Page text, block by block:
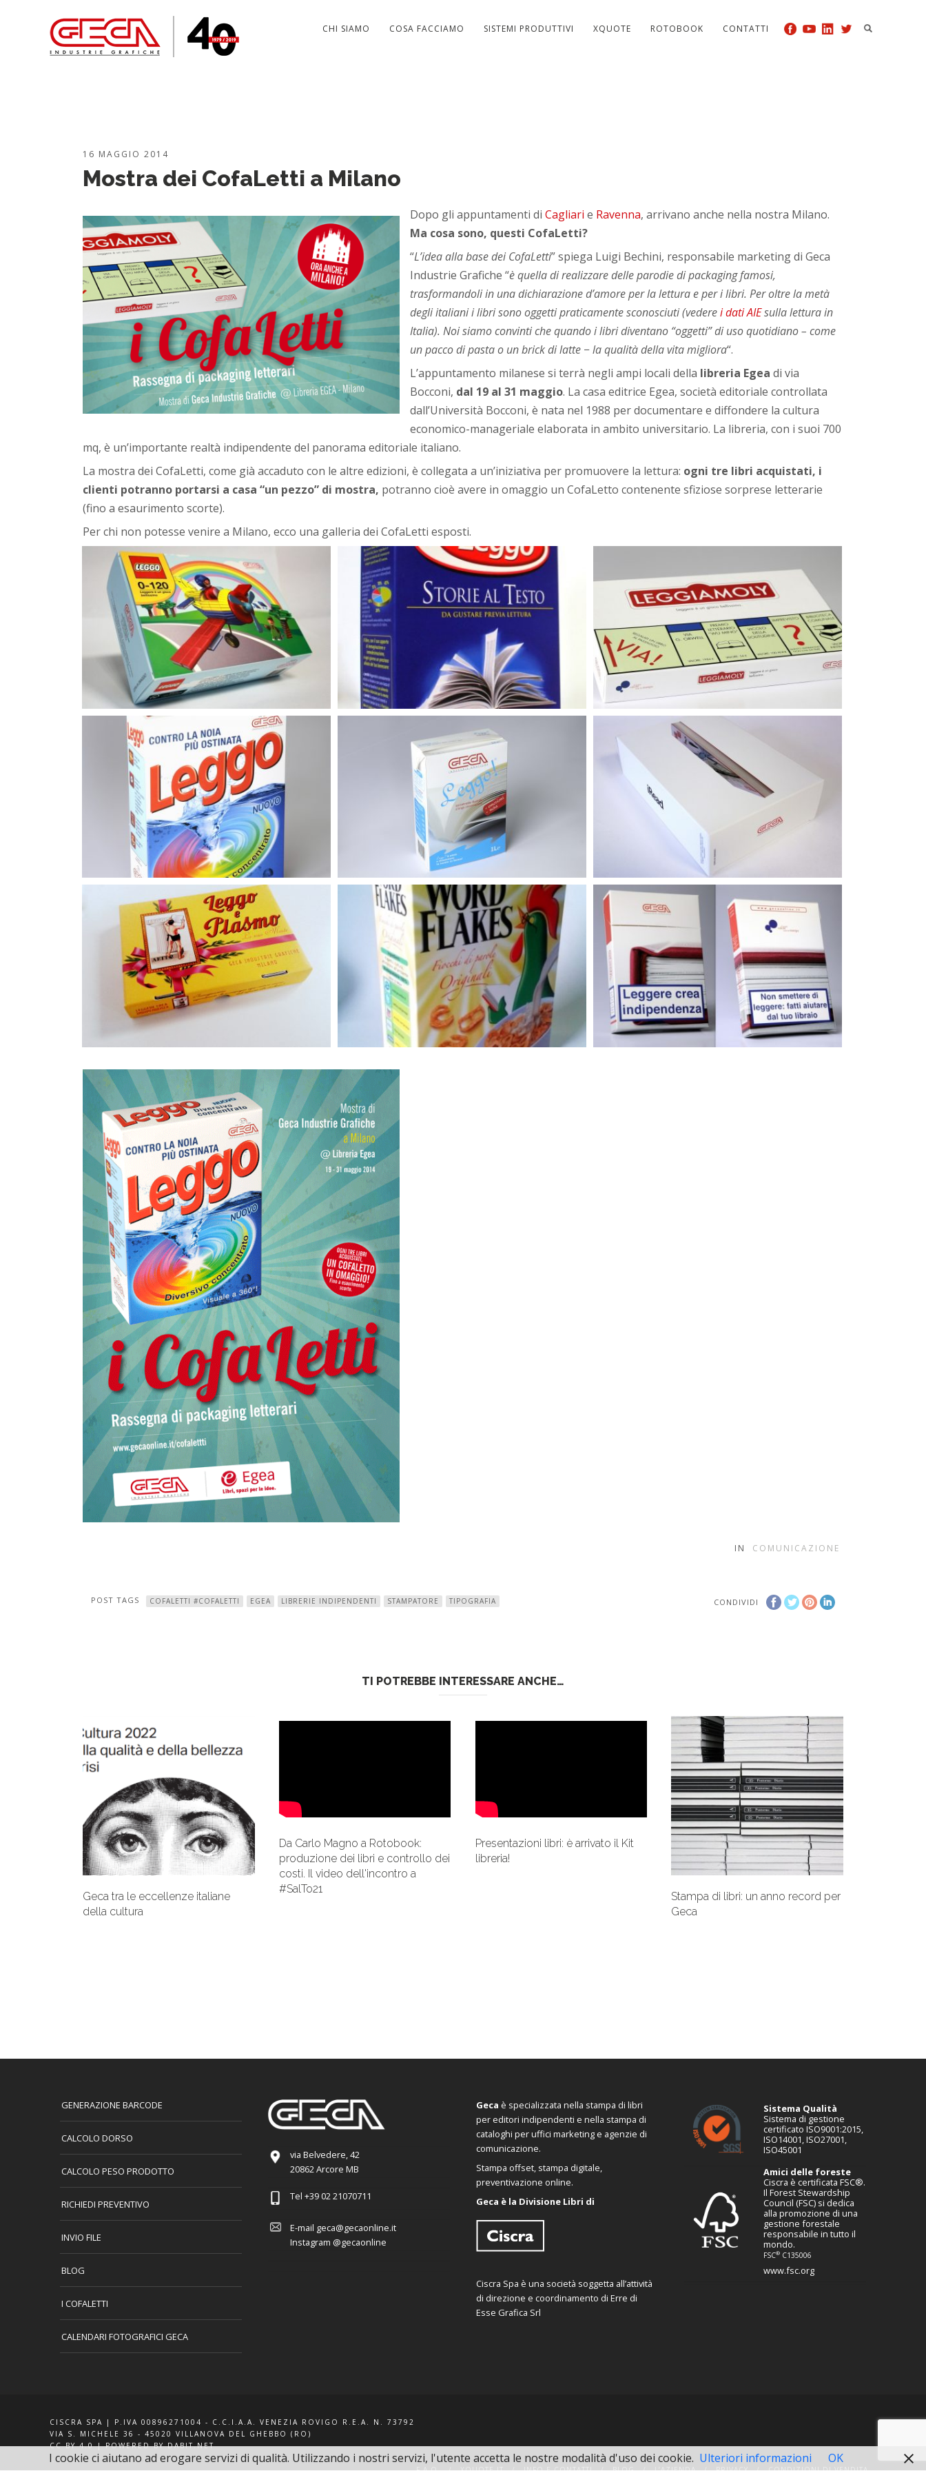
CHI SIAMO COSA FACCIAMO SISTEMI PRODUTTIVI XQUOTE ROTOBOOK CONTATTI
16 MAGGIO 2014
Mostra dei CofaLetti a Milano
Dopo gli appuntamenti di Cagliari e Ravenna, arrivano anche nella nostra Milano.
Ma cosa sono, questi CofaLetti?
“L’idea alla base dei CofaLetti” spiega Luigi Bechini, responsabile marketing di Geca
Industrie Grafiche “è quella di realizzare delle parodie di packaging famosi,
trasformandoli in una dichiarazione d’amore per la lettura e per i libri. Per oltre la metà
degli italiani i libri sono oggetti praticamente sconosciuti (vederei dati AIEsulla lettura in
Italia). Noi siamo convinti che quando i libri diventano “oggetti” di uso quotidiano – come
un pacco di pasta o un brick di latte − la qualità della vita migliora“.
L’appuntamento milanese si terrà negli ampi locali della libreria Egea di via
Bocconi, dal 19 al 31 maggio. La casa editrice Egea, società editoriale controllata
dall’Università Bocconi, è nata nel 1988 per documentare e diffondere la cultura
economico-manageriale elaborata in ambito universitario. La libreria, con i suoi 700
mq, è un’importante realtà indipendente del panorama editoriale italiano.
La mostra dei CofaLetti, come già accaduto con le altre edizioni, è collegata a un’iniziativa per promuovere la lettura: ogni tre libri acquistati, i
clienti potranno portarsi a casa “un pezzo” di mostra, potranno cioè avere in omaggio un CofaLetto contenente sfiziose sorprese letterarie
(fino a esaurimento scorte).
Per chi non potesse venire a Milano, ecco una galleria dei CofaLetti esposti.
IN COMUNICAZIONE
CONDIVIDI
POST TAGS COFALETTI #COFALETTI EGEA LIBRERIE INDIPENDENTI STAMPATORE TIPOGRAFIA
TI POTREBBE INTERESSARE ANCHE…
Geca tra le eccellenze italiane
della cultura
Da Carlo Magno a Rotobook:
produzione dei libri e controllo dei
costi. Il video dell'incontro a
#SalTo21
Presentazioni libri: è arrivato il Kit
libreria!
Stampa di libri: un anno record per
Geca
GENERAZIONE BARCODE
CALCOLO DORSO
CALCOLO PESO PRODOTTO
RICHIEDI PREVENTIVO
INVIO FILE
BLOG
I COFALETTI
CALENDARI FOTOGRAFICI GECA
via Belvedere, 42
20862 Arcore MB
Tel +39 02 21070711
E-mail geca@gecaonline.it
Instagram @gecaonline
Geca è specializzata nella stampa di libri
per editori indipendenti e nella stampa di
cataloghi per uffici marketing e agenzie di
comunicazione.
Stampa offset, stampa digitale,
preventivazione online.
Geca è la Divisione Libri di
Ciscra Spa è una società soggetta all’attività
di direzione e coordinamento di Erre di
Esse Grafica Srl
Sistema Qualità
Sistema di gestione
certificato ISO9001:2015,
ISO14001, ISO27001,
ISO45001
Amici delle foreste
Ciscra è certificata FSC®.
Il Forest Stewardship
Council (FSC) si dedica
alla promozione di una
gestione forestale
responsabile in tutto il
mondo.
FSC®C135006
www.fsc.org
CISCRA SPA | P.IVA 00896271004 - C.C.I.A.A. VENEZIA ROVIGO R.E.A. N. 73792
VIA S. MICHELE 36 - 45020 VILLANOVA DEL GHEBBO (RO)
CC BY 4.0|POWERED BY DABIT.NET
ICONS MADE BY G. CRESNAR FROMFLATICON.COMLICENSED BYCC 3.0 BY
I cookie ci aiutano ad erogare servizi di qualità. Utilizzando i nostri servizi, l'utente accetta le nostre modalità d'uso dei cookie. Ulteriori informazioni OK